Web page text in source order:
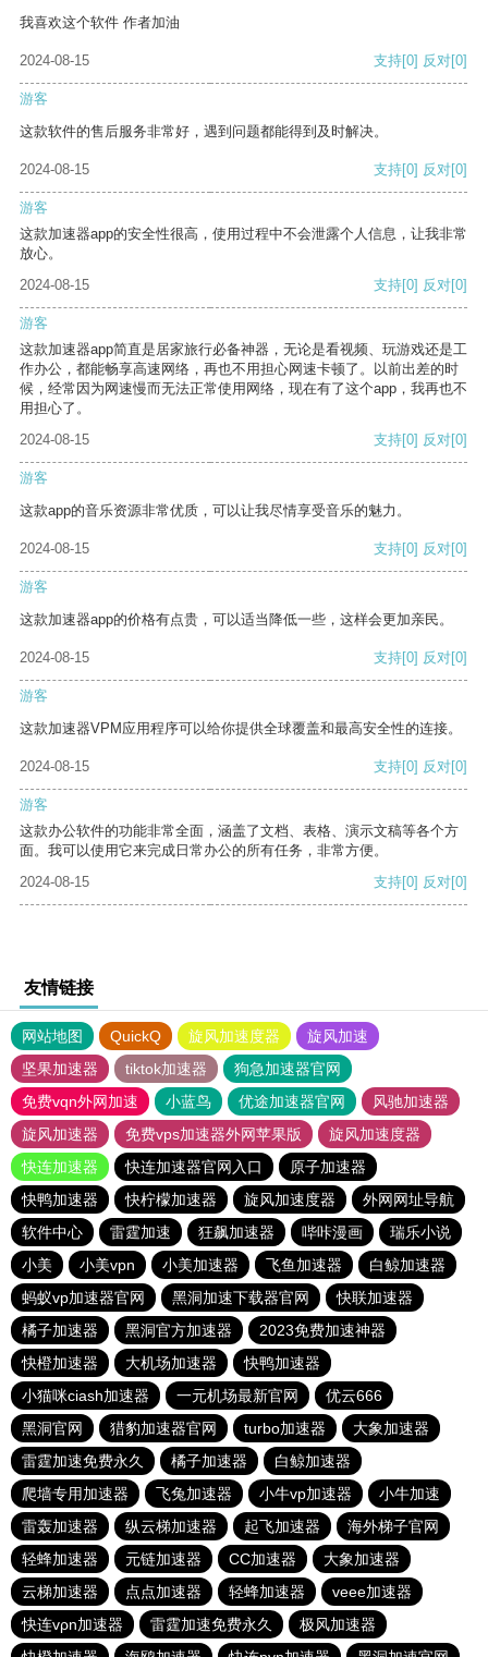
我喜欢这个软件 作者加油
2024-08-15 支持[0] 反对[0]
游客
这款软件的售后服务非常好，遇到问题都能得到及时解决。
2024-08-15 支持[0] 反对[0]
游客
这款加速器app的安全性很高，使用过程中不会泄露个人信息，让我非常
放心。
2024-08-15
支持[0] 反对[0]
游客
这款加速器app简直是居家旅行必备神器，无论是看视频、玩游戏还是工
作办公，都能畅享高速网络，再也不用担心网速卡顿了。以前出差的时
候，经常因为网速慢而无法正常使用网络，现在有了这个app，我再也不
用担心了。
2024-08-15
支持[0] 反对[0]
游客
这款app的音乐资源非常优质，可以让我尽情享受音乐的魅力。
2024-08-15 支持[0] 反对[0]
游客
这款加速器app的价格有点贵，可以适当降低一些，这样会更加亲民。
2024-08-15 支持[0] 反对[0]
游客
这款加速器VPM应用程序可以给你提供全球覆盖和最高安全性的连接。
2024-08-15 支持[0] 反对[0]
游客
这款办公软件的功能非常全面，涵盖了文档、表格、演示文稿等各个方
面。我可以使用它来完成日常办公的所有任务，非常方便。
2024-08-15
支持[0] 反对[0]
友情链接
网站地图 QuickQ 旋风加速度器
旋风加速
坚果加速器
tiktok加速器
狗急加速器官网
免费vqn外网加速
小蓝鸟 优途加速器官网
风驰加速器
旋风加速器
免费vps加速器外网苹果版
旋风加速度器
快连加速器
快连加速器官网入口
原子加速器
快鸭加速器
快柠檬加速器 旋风加速度器
外网网址导航
软件中心
雷霆加速 狂飙加速器 哔咔漫画
瑞乐小说
小美
小美vpn 小美加速器 飞鱼加速器
白鲸加速器
蚂蚁vp加速器官网
黑洞加速下载器官网
快联加速器
橘子加速器
黑洞官方加速器
2023免费加速神器
快橙加速器
大机场加速器
快鸭加速器
小猫咪ciash加速器
一元机场最新官网
优云666
黑洞官网
猎豹加速器官网 turbo加速器
大象加速器
雷霆加速免费永久
橘子加速器
白鲸加速器
爬墙专用加速器
飞兔加速器 小牛vp加速器
小牛加速
雷轰加速器
纵云梯加速器 起飞加速器
海外梯子官网
轻蜂加速器
元链加速器 CC加速器
大象加速器
云梯加速器
点点加速器 轻蜂加速器
veee加速器
快连vρn加速器
雷霆加速免费永久
极风加速器